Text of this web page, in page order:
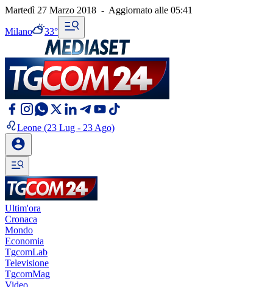
Martedì 27 Marzo 2018 - Aggiornato alle 05:41
Milano 33°
Leone (23 Lug - 23 Ago)
Ultim'ora
Cronaca
Mondo
Economia
TgcomLab
Televisione
TgcomMag
Video